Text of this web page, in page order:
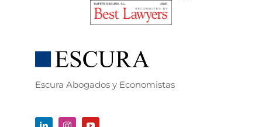
Escura Abogados y Economistas